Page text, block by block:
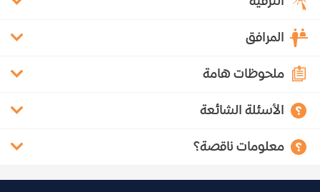
المرافق
ملحوظات هامة
الأسئلة الشائعة
معلومات ناقصة؟